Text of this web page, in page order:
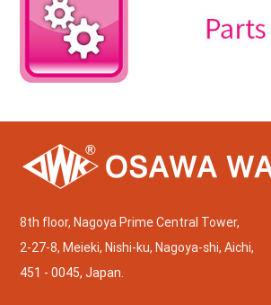
8th floor, Nagoya Prime Central Tower,
2-27-8, Meieki, Nishi-ku, Nagoya-shi, Aichi,
451 - 0045, Japan.